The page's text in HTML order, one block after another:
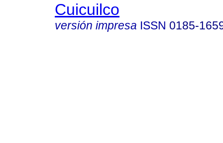
Cuicuilco
versión impresa ISSN 0185-